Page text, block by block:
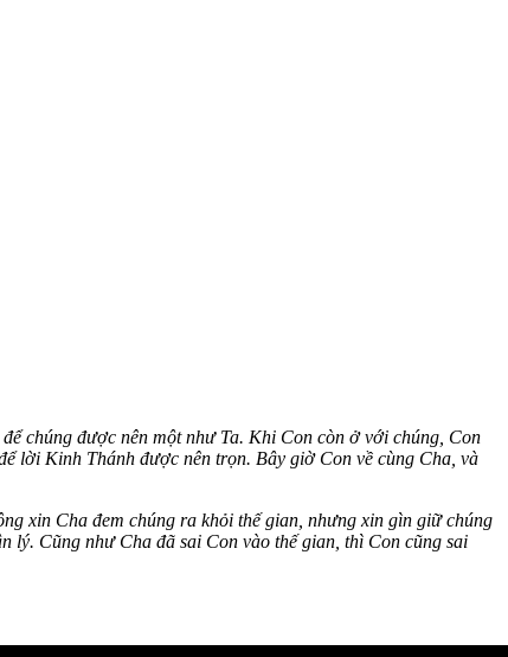
chúng được nên một như Ta. Khi Con còn ở với chúng, Con
lời Kinh Thánh được nên trọn. Bây giờ Con về cùng Cha, và
xin Cha đem chúng ra khỏi thế gian, nhưng xin gìn giữ chúng
lý. Cũng như Cha đã sai Con vào thế gian, thì Con cũng sai